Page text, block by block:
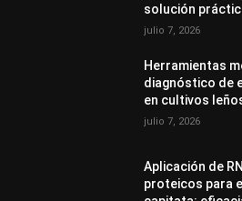
solución
julio 7, 2026
Herramientas
diagnóstico de
en cultivos
julio 7, 2026
Aplicación de
proteicos para